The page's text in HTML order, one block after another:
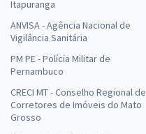
Itapuranga
ANVISA - Agência Nacional de
Vigilância Sanitária
PM PE - Polícia Militar de
Pernambuco
CRECI MT - Conselho Regional de
Corretores de Imóveis do Mato
Grosso